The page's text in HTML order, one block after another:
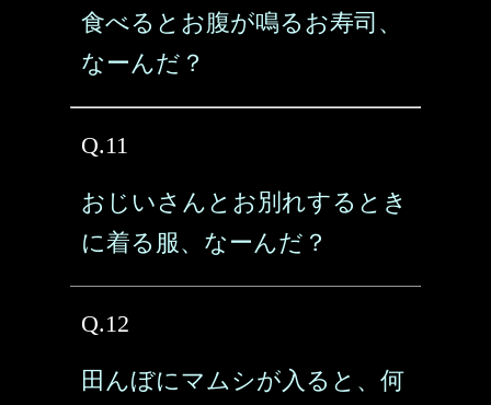
食べるとお腹が鳴るお寿司、
なーんだ？
Q.11
おじいさんとお別れするとき
に着る服、なーんだ？
Q.12
田んぼにマムシが入ると、何